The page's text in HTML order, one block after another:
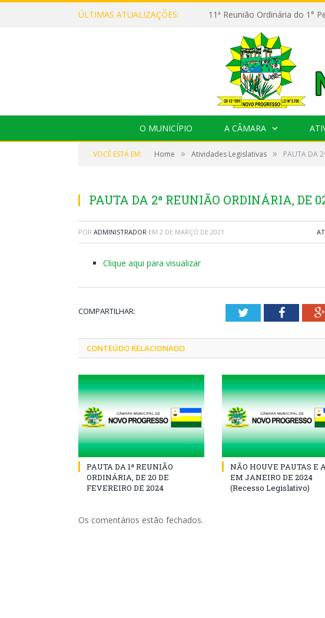
ÚLTIMAS ATUALIZAÇÕES:
O MUNICÍPIO A CÂMARA
VOCÊ ESTÁ EM: Home » Atividades Legislativas » PAUTA DA
PAUTA DA 2ª REUNIÃO ORDINÁRIA, DE
POR ADMINISTRADOR EM 2 DE MARÇO DE 2021
Clique aqui para visualizar
COMPARTILHAR: TwitterFacebook
CONTEÚDO RELACIONADO
PAUTA DA 1ª REUNIÃO
ORDINÁRIA, DE 20 DE
FEVEREIRO DE 2024
NÃO HOUVE PAUTAS E
EM JANEIRO DE 2024
(Recesso Legislativo)
Os comentários estão fechados.